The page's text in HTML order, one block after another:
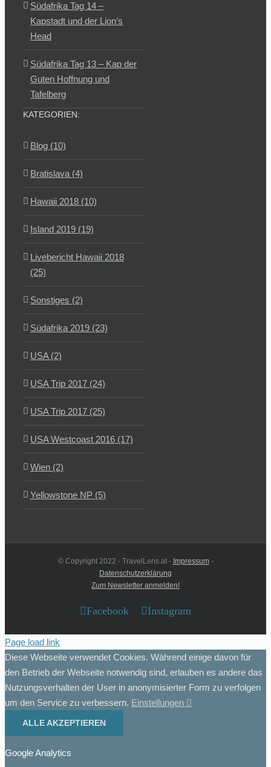
Südafrika Tag 14 –
Kapstadt und der Lion’s
Head
Südafrika Tag 13 – Kap der
Guten Hoffnung und
Tafelberg
KATEGORIEN:
Blog (10)
Bratislava (4)
Hawaii 2018 (10)
Island 2019 (19)
Livebericht Hawaii 2018
(25)
Sonstiges (2)
Südafrika 2019 (23)
USA (2)
USA Trip 2017 (24)
USA Trip 2017 (25)
USA Westcoast 2016 (17)
Wien (2)
Yellowstone NP (5)
© Copyright 2022 - TravelLens.at - Impressum-
Datenschutzerklärung
Zum Newsletter anmelden!
Facebook Instagram
Page load link
Diese Webseite verwendet Cookies. Während einige davon für
den Betrieb der Webseite notwendig sind, erlauben es andere das
Nutzungsverhalten der User in anonymisierter Form zu verfolgen
um den Service zu verbessern. Einstellungen
ALLE AKZEPTIEREN
Google Analytics